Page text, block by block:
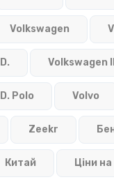
Volkswagen
Volkswagen
Polo Volvo
Zeekr
Китай Ціни